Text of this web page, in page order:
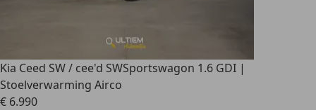
Kia Ceed SW / cee'd SWSportswagon 1.6 GDI |
Stoelverwarming Airco
€ 6.990